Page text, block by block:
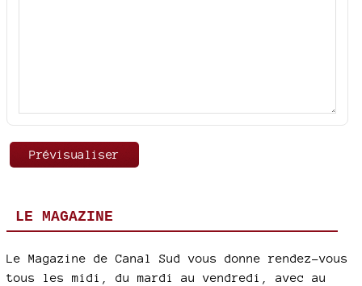
LE MAGAZINE
Le Magazine de Canal Sud vous donne rendez-vous
tous les midi, du mardi au vendredi, avec au